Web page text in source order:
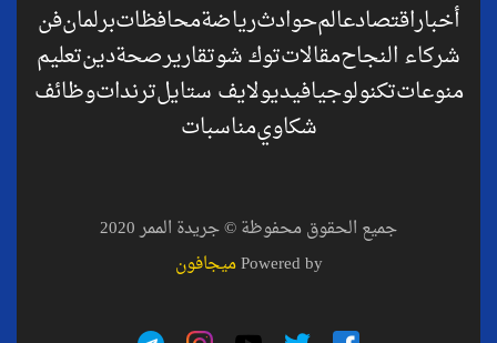
أخباراقتصادعالمحوادثرياضةمحافظاتبرلمانفن
شركاء النجاحمقالاتتوك شوتقاريرصحةدينتعليم
منوعاتتكنولوجيافيديولايف ستايلترنداتوظائف
شكاويمناسبات
جميع الحقوق محفوظة © جريدة الممر 2020
Powered byميجافون